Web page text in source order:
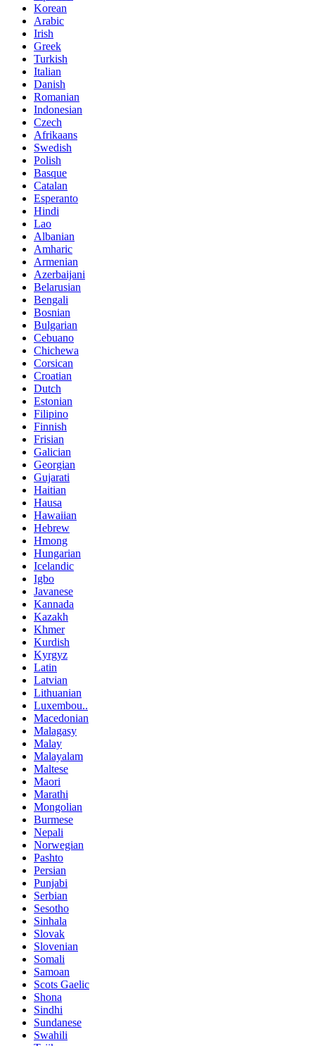
Korean
Arabic
Irish
Greek
Turkish
Italian
Danish
Romanian
Indonesian
Czech
Afrikaans
Swedish
Polish
Basque
Catalan
Esperanto
Hindi
Lao
Albanian
Amharic
Armenian
Azerbaijani
Belarusian
Bengali
Bosnian
Bulgarian
Cebuano
Chichewa
Corsican
Croatian
Dutch
Estonian
Filipino
Finnish
Frisian
Galician
Georgian
Gujarati
Haitian
Hausa
Hawaiian
Hebrew
Hmong
Hungarian
Icelandic
Igbo
Javanese
Kannada
Kazakh
Khmer
Kurdish
Kyrgyz
Latin
Latvian
Lithuanian
Luxembou..
Macedonian
Malagasy
Malay
Malayalam
Maltese
Maori
Marathi
Mongolian
Burmese
Nepali
Norwegian
Pashto
Persian
Punjabi
Serbian
Sesotho
Sinhala
Slovak
Slovenian
Somali
Samoan
Scots Gaelic
Shona
Sindhi
Sundanese
Swahili